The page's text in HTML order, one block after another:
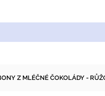
Z MLÉČNÉ ČOKOLÁDY -